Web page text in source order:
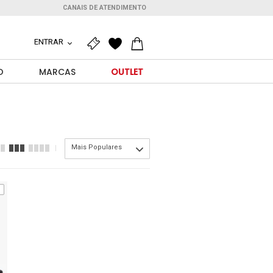
CANAIS DE ATENDIMENTO
ENTRAR
MARCAS OUTLET
Mais Populares